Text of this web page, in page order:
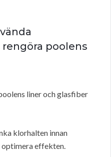
poolens
liner och glasfiber
klorhalten innan
effekten.